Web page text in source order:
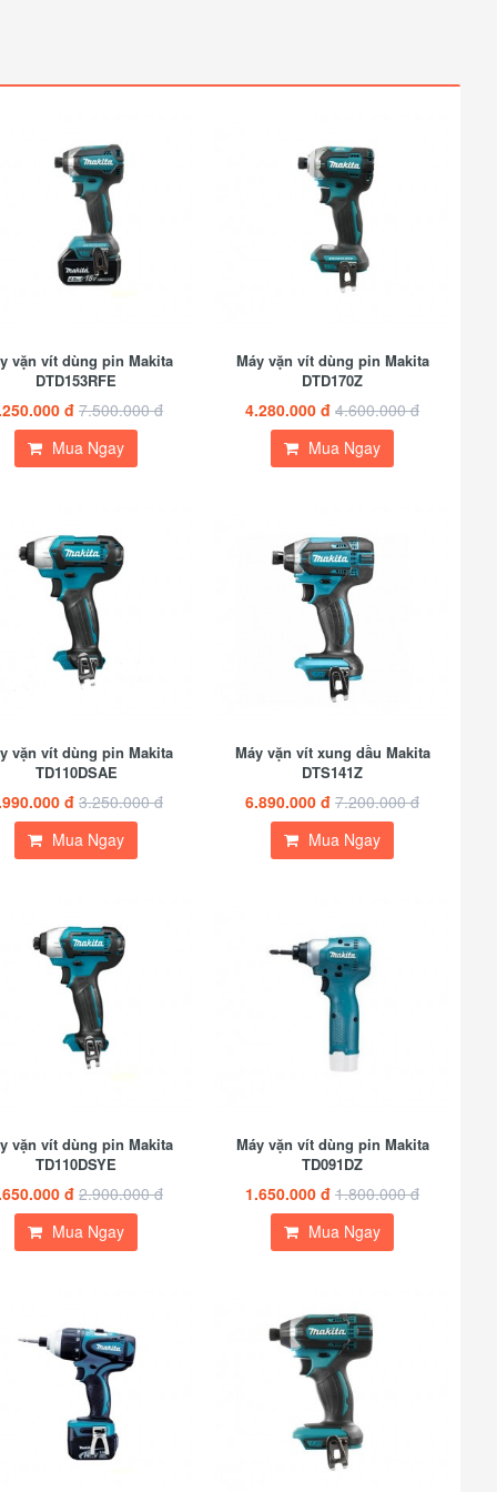
vặn vít dùng pin Makita
DTD153RFE
đ 7.500.000 đ
Mua Ngay
Máy vặn vít dùng pin Makita
DTD170Z
4.280.000 đ 4.600.000 đ
Mua Ngay
vặn vít dùng pin Makita
TD110DSAE
đ 3.250.000 đ
Mua Ngay
Máy vặn vít xung dầu Makita
DTS141Z
6.890.000 đ 7.200.000 đ
Mua Ngay
vặn vít dùng pin Makita
TD110DSYE
đ 2.900.000 đ
Mua Ngay
Máy vặn vít dùng pin Makita
TD091DZ
1.650.000 đ 1.800.000 đ
Mua Ngay